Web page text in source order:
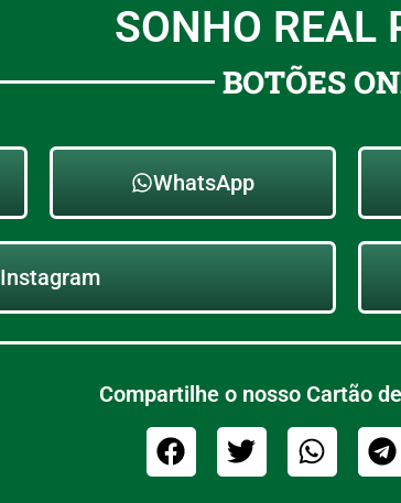
SONHO REAL
BOTÕES
WhatsApp
Instagram
Compartilhe o nosso Cartão